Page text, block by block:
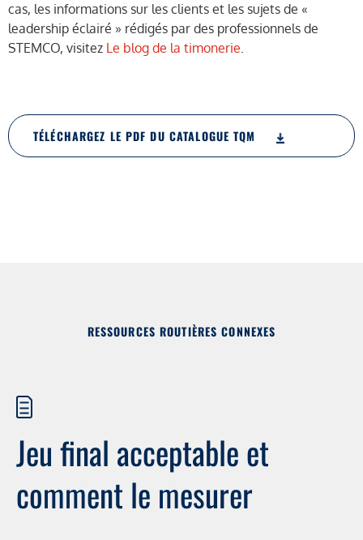
cas, les informations sur les clients et les sujets de «
leadership éclairé » rédigés par des professionnels de
STEMCO, visitez Le blog de la timonerie.
TÉLÉCHARGEZ LE PDF DU CATALOGUE TQM
RESSOURCES ROUTIÈRES CONNEXES
Jeu final acceptable et
comment le mesurer